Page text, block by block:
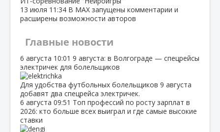
13 июля 11:34 В МАХ запущены комментарии и
расширены возможности авторов
Главные новости
6 августа 10:01 9 августа: в Волгограде — спецрейсы
электричек для болельщиков
Для удобства футбольных болельщиков 9 августа
добавят два спецрейса электричек.
6 августа 09:51 Топ профессий по росту зарплат в
2026: кто больше всех выиграл и где самые высокие
ставки